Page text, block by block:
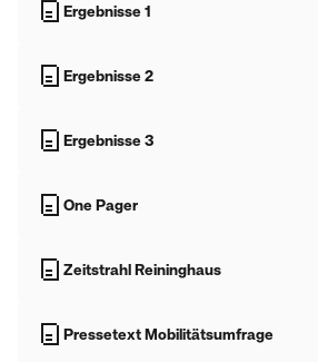
Ergebnisse 1
Ergebnisse 2
Ergebnisse 3
One Pager
Zeitstrahl Reininghaus
Pressetext Mobilitätsumfrage